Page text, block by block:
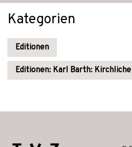
Kategorien
Editionen
Editionen: Karl Barth: